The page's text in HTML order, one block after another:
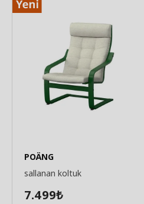
POÄNG
sallanan koltuk
7.499₺